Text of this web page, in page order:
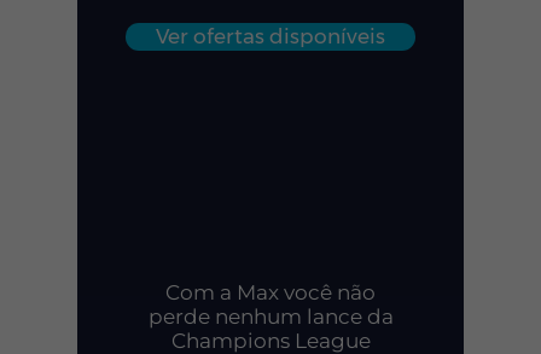
Ver ofertas disponíveis
Com a Max você não
perde nenhum lance da
Champions League